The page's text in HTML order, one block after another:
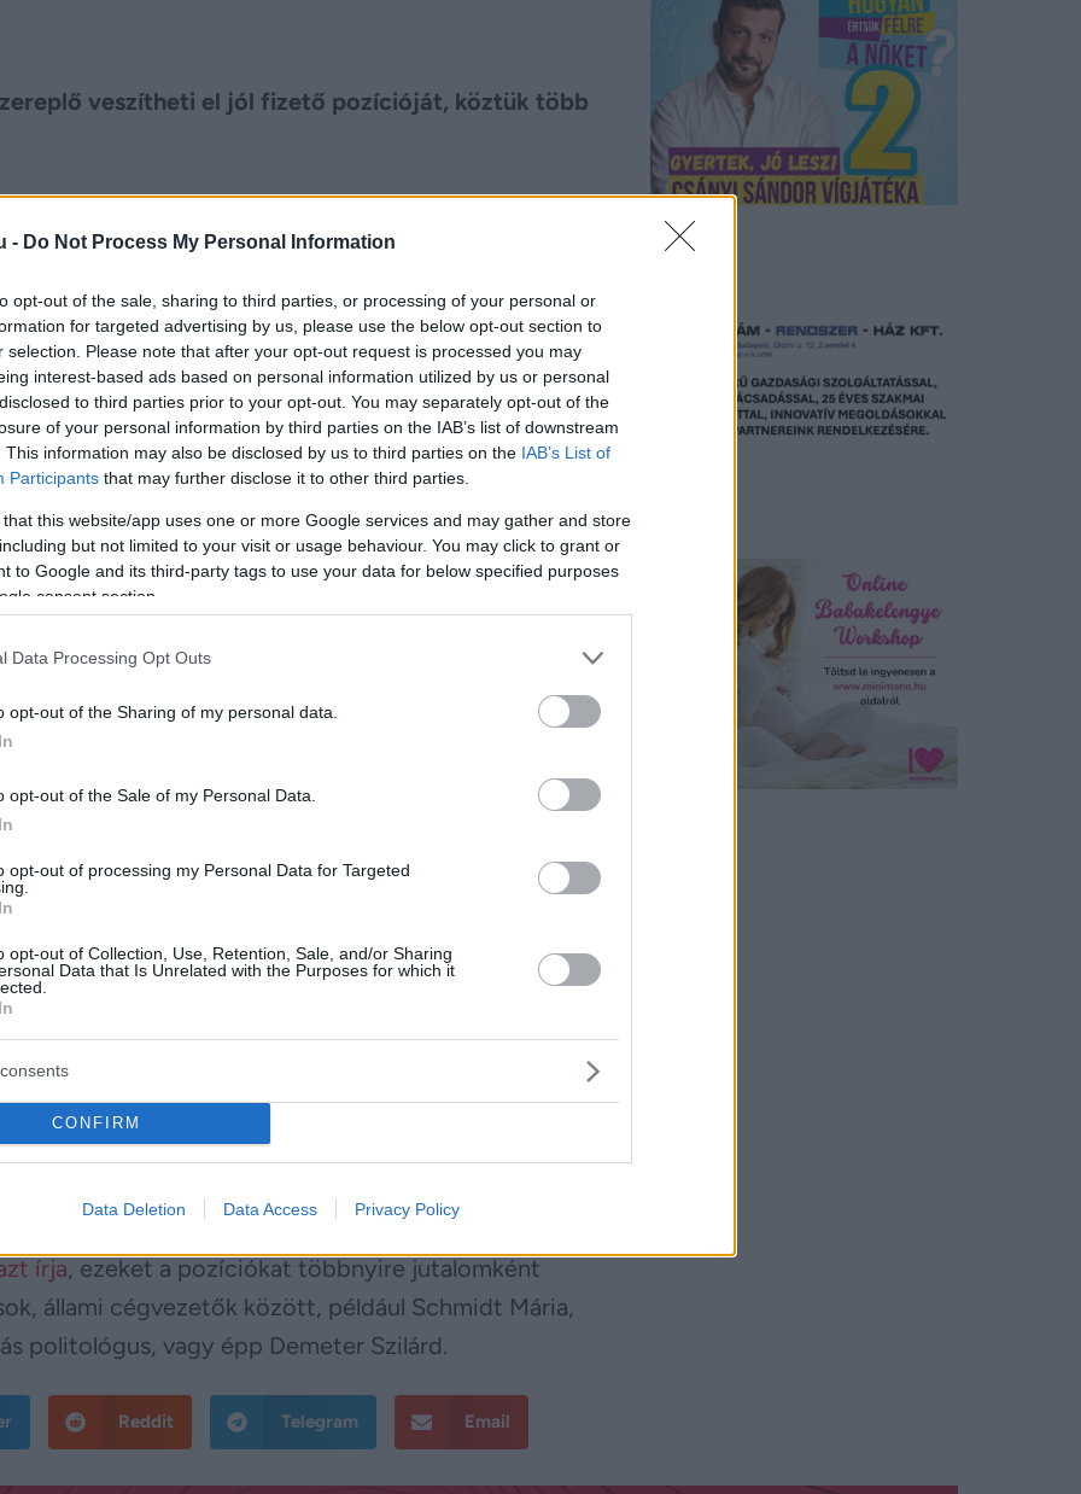
- Do Not Process My Personal Information
opt-out of the sale, sharing to third parties, or processing of your personal or
for targeted advertising by us, please use the below opt-out section to
selection. Please note that after your opt-out request is processed you may
interest-based ads based on personal information utilized by us or personal
to third parties prior to your opt-out. You may separately opt-out of the
of your personal information by third parties on the IAB’s list of downstream
This information may also be disclosed by us to third parties on the IAB’s List of
Participants that may further disclose it to other third parties.
that this website/app uses one or more Google services and may gather and store
but not limited to your visit or usage behaviour. You may click to grant or
to Google and its third-party tags to use your data for below specified purposes
consent section.
Data Processing Opt Outs
opt-out of the Sharing of my personal data.
opt-out of the Sale of my Personal Data.
opt-out of processing my Personal Data for Targeted
opt-out of Collection, Use, Retention, Sale, and/or Sharing
Data that Is Unrelated with the Purposes for which it
CONFIRM
Data Deletion Data Access Privacy Policy
veszítheti el jól fizető pozícióját, köztük több
(kekvák) megszüntetésével (összesen 37 ilyen alapítvány
hely szűnik meg, amelyek esetében az átlagos
mozgott pár évvel ezelőtt, de 3 millió forintos
után új törvénycsomag került a parlament elé, amely az
A javaslat két lépésben számolná fel a közérdekű
végéig, az egyetemeket fenntartó alapítványok pedig
Az állam visszavenné azt a mintegy 3000 milliárd
ezeknek az alapítványoknak adott át.
felügyelőbizottságokat is érinti. A szigorúbb
kötődésű tagok nem maradhatnának a helyükön,
ki.
tevékenykedni elég jól fizető állás volt az
milliós havi fizetések jártak, a megbízatás pedig
írja, ezeket a pozíciókat többnyire jutalomként
állami cégvezetők között, például Schmidt Mária,
politológus, vagy épp Demeter Szilárd.
Reddit Telegram Email
Hirdetés